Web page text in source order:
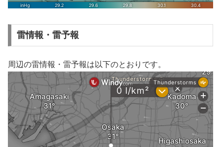
雷情報・雷予報
周辺の雷情報・雷予報は以下のとおりです。